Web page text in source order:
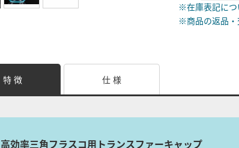
※在庫表記につ
※商品の返品・
特 徴 仕 様
高効率三角フラスコ用トランスファーキャップ